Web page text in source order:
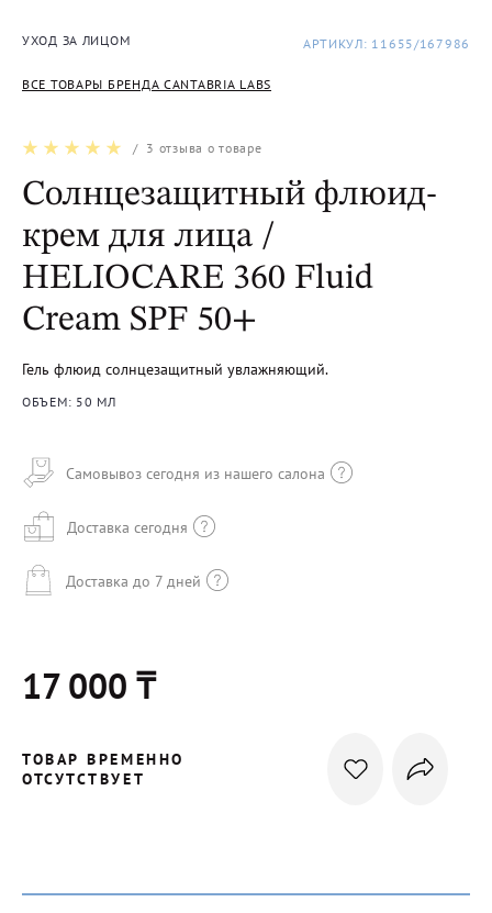
УХОД ЗА ЛИЦОМ
ВСЕ ТОВАРЫ БРЕНДА CANTABRIA LABS
АРТИКУЛ: 11655/167986
/ 3 отзыва о товаре
Солнцезащитный флюид-
крем для лица /
HELIOCARE 360 Fluid
Cream SPF 50+
Гель флюид солнцезащитный увлажняющий.
ОБЪЕМ: 50 МЛ
Самовывоз сегодня из нашего салона
Доставка сегодня
Доставка до 7 дней
17 000 ₸
ТОВАР ВРЕМЕННО
ОТСУТСТВУЕТ